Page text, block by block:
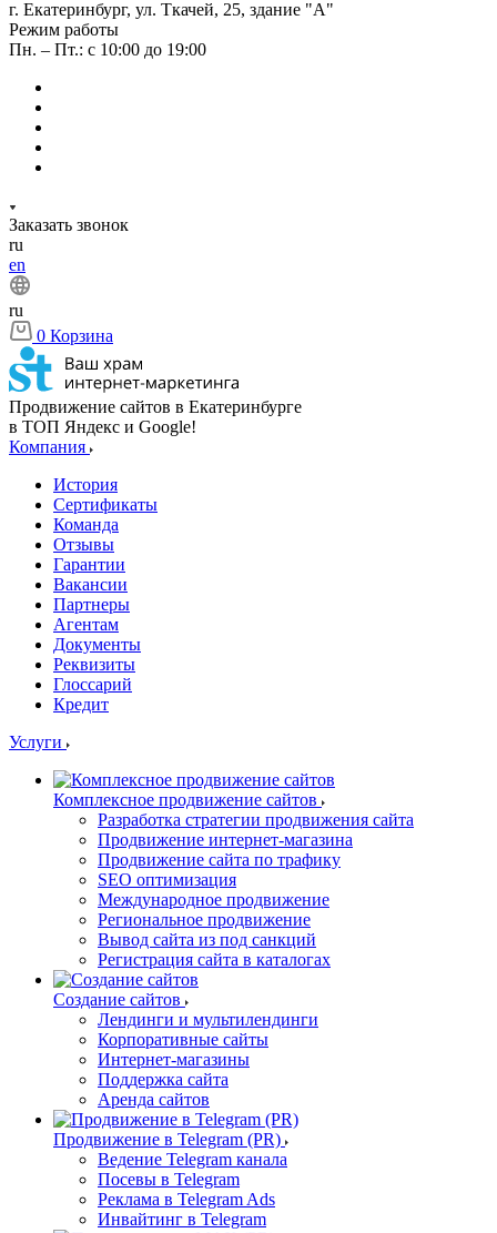
г. Екатеринбург, ул. Ткачей, 25, здание "А"
Режим работы
Пн. – Пт.: с 10:00 до 19:00
Заказать звонок
ru
en
ru
0 Корзина
Продвижение сайтов в Екатеринбурге
в ТОП Яндекс и Google!
Компания
История
Сертификаты
Команда
Отзывы
Гарантии
Вакансии
Партнеры
Агентам
Документы
Реквизиты
Глоссарий
Кредит
Услуги
Комплексное продвижение сайтов
Разработка стратегии продвижения сайта
Продвижение интернет-магазина
Продвижение сайта по трафику
SEO оптимизация
Международное продвижение
Региональное продвижение
Вывод сайта из под санкций
Регистрация сайта в каталогах
Создание сайтов
Лендинги и мультилендинги
Корпоративные сайты
Интернет-магазины
Поддержка сайта
Аренда сайтов
Продвижение в Telegram (PR)
Ведение Telegram канала
Посевы в Telegram
Реклама в Telegram Ads
Инвайтинг в Telegram